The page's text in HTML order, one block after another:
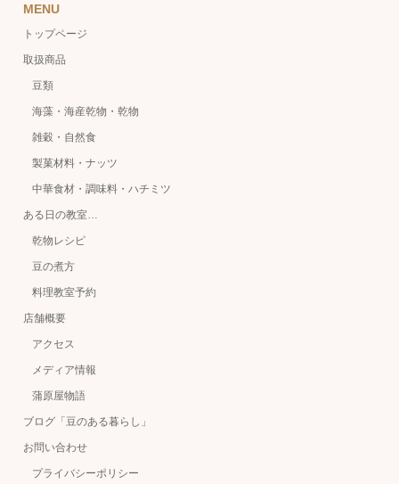
MENU
トップページ
取扱商品
豆類
海藻・海産乾物・乾物
雑穀・自然食
製菓材料・ナッツ
中華食材・調味料・ハチミツ
ある日の教室…
乾物レシピ
豆の煮方
料理教室予約
店舗概要
アクセス
メディア情報
蒲原屋物語
ブログ「豆のある暮らし」
お問い合わせ
プライバシーポリシー